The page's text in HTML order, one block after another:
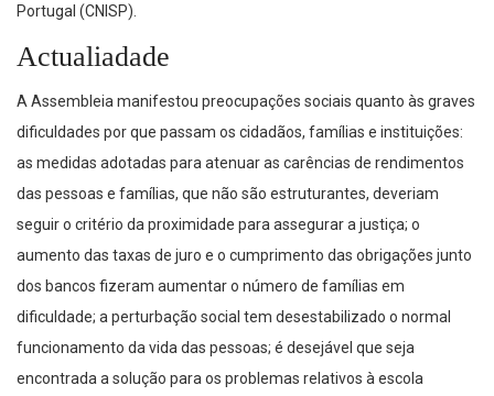
Portugal (CNISP).
Actualiadade
A Assembleia manifestou preocupações sociais quanto às graves
dificuldades por que passam os cidadãos, famílias e instituições:
as medidas adotadas para atenuar as carências de rendimentos
das pessoas e famílias, que não são estruturantes, deveriam
seguir o critério da proximidade para assegurar a justiça; o
aumento das taxas de juro e o cumprimento das obrigações junto
dos bancos fizeram aumentar o número de famílias em
dificuldade; a perturbação social tem desestabilizado o normal
funcionamento da vida das pessoas; é desejável que seja
encontrada a solução para os problemas relativos à escola